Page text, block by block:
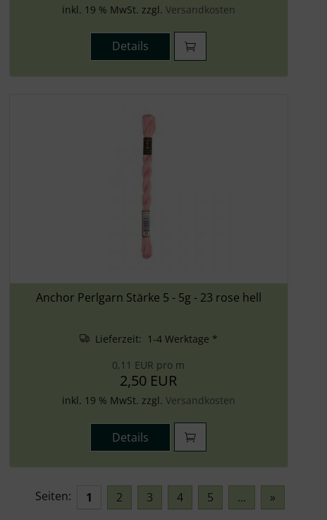
inkl. 19 % MwSt. zzgl. Versandkosten
Details
Anchor Perlgarn Stärke 5 - 5g - 23 rose hell
Lieferzeit: 1-4 Werktage *
0,11 EUR pro m
2,50 EUR
inkl. 19 % MwSt. zzgl. Versandkosten
Details
Seiten: 1 2 3 4 5 ... »